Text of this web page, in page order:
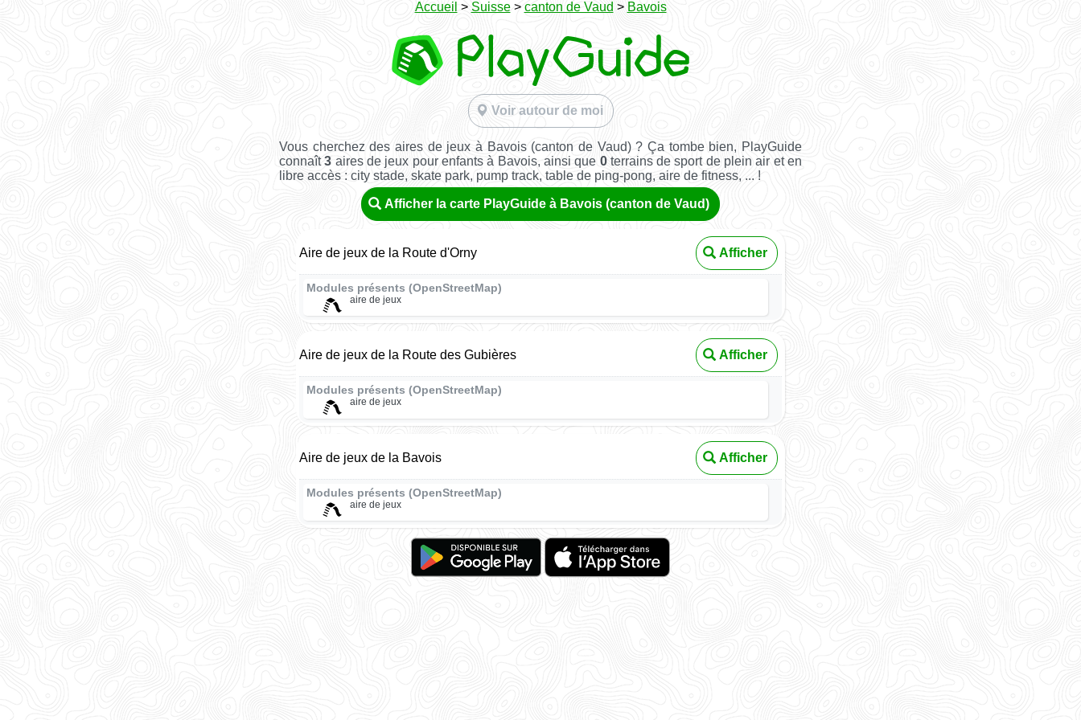
Accueil > Suisse> canton de Vaud > Bavois
Voir autour de moi
Vous cherchez des aires de jeux à Bavois (canton de Vaud) ? Ça tombe bien, PlayGuide
connaît3 aires de jeux pour enfants à Bavois, ainsi que 0terrains de sport de plein air et en
libre accès : city stade, skate park, pump track, table de ping-pong, aire de fitness, ... !
Afficher la carte PlayGuide à Bavois (canton de Vaud)
Aire de jeux de la Route d'Orny Afficher
Modules présents (OpenStreetMap)
aire de jeux
Aire de jeux de la Route des Gubières Afficher
Modules présents (OpenStreetMap)
aire de jeux
Aire de jeux de la Bavois Afficher
Modules présents (OpenStreetMap)
aire de jeux